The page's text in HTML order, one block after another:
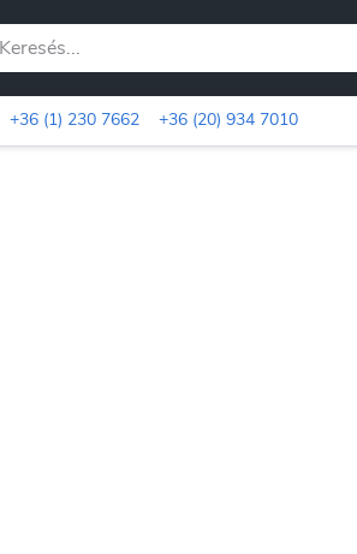
+36 (1) 230 7662 +36 (20) 934 7010